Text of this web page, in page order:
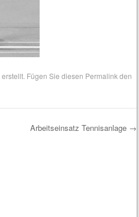
erstellt. Fügen Sie diesen Permalink den
Arbeitseinsatz Tennisanlage →